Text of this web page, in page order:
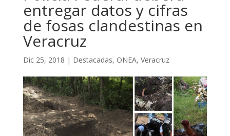
entregar datos y cifras
de fosas clandestinas en
Veracruz
Dic 25, 2018 | Destacadas, ONEA, Veracruz